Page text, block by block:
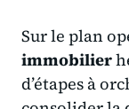
Sur le plan
immobilier
d’étapes à